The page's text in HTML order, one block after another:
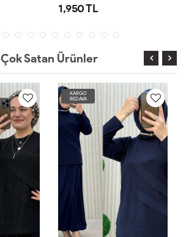
1,950 TL
Çok Satan Ürünler
KARGO
BEDAVA